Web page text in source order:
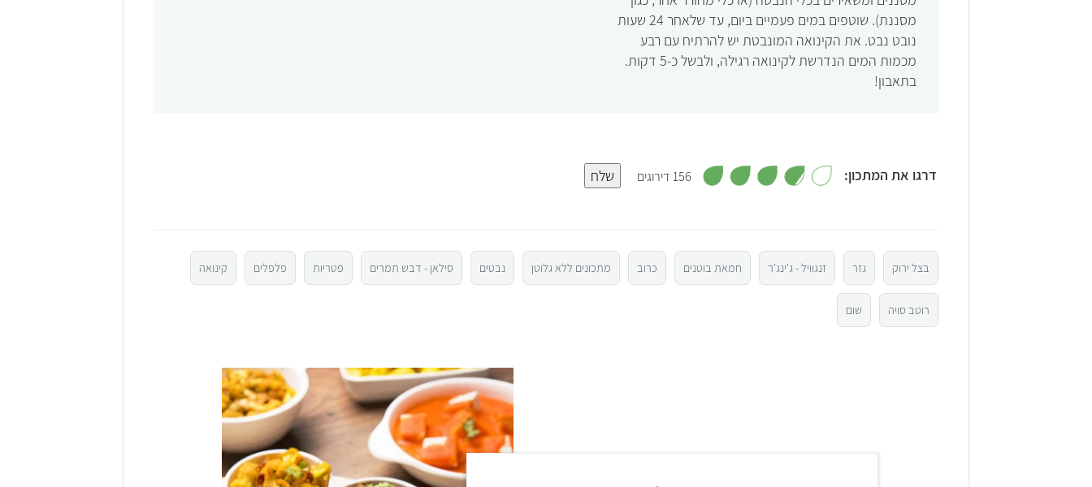
מסננת). שוטפים במים פעמיים ביום, עד שלאחר 24 שעות
נובט נבט. את הקינואה המונבטת יש להרתיח עם רבע
מכמות המים הנדרשת לקינואה רגילה, ולבשל כ-5 דקות.
בתאבון!
דרגו את המתכון:
3
2
156 דירוגים
ך
שלח
בצל ירוק גזר זנגוויל - ג'ינג'ר חמאת בוטנים כרוב מתכונים ללא גלוטן נבטים סילאן - דבש תמרים פטריות פלפלים קינואה
רוטב סויה שום